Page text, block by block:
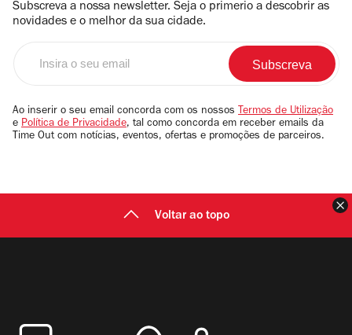
Subscreva a nossa newsletter. Seja o primerio a descobrir as
novidades e o melhor da sua cidade.
email
Ao inserir o seu email concorda com os nossos Termos de Utilização
e Política de Privacidade, tal como concorda em receber emails da
Time Out com notícias, eventos, ofertas e promoções de parceiros.
Voltar ao topo